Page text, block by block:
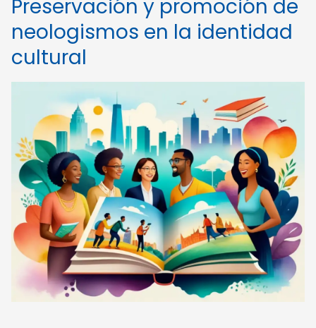
Preservación y promoción de
neologismos en la identidad
cultural